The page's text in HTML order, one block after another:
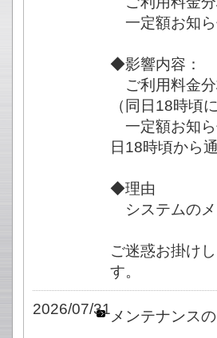
一定額お知ら
◆影響内容：
ご利用料金
（同日18時頃
一定額お知
日18時頃から通
◆理由
システムのメ
ご迷惑お掛け
す。
2026/07/31メンテナンス